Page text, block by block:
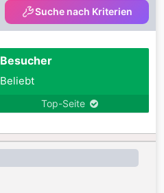
Suche nach Kriterien
Besucher
Beliebt
Top-Seite